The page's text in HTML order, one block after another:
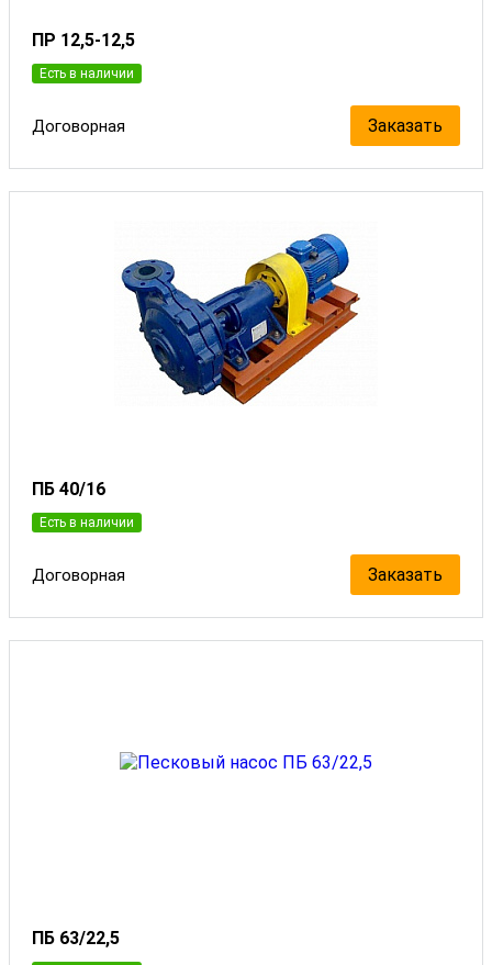
ПР 12,5-12,5
Есть в наличии
Договорная Заказать
ПБ 40/16
Есть в наличии
Договорная Заказать
ПБ 63/22,5